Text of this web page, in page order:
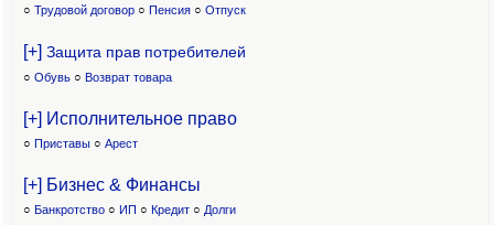
○ Трудовой договор ○ Пенсия ○ Отпуск
[+] Защита прав потребителей
○ Обувь ○ Возврат товара
[+] Исполнительное право
○ Приставы ○ Арест
[+] Бизнес & Финансы
○ Банкротство ○ ИП ○ Кредит ○ Долги